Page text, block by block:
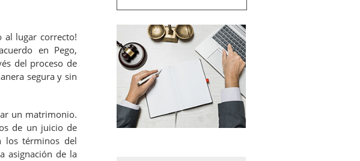
al lugar correcto!
en Pego,
del proceso de
segura y sin
un matrimonio.
de un juicio de
los términos del
asignación de la